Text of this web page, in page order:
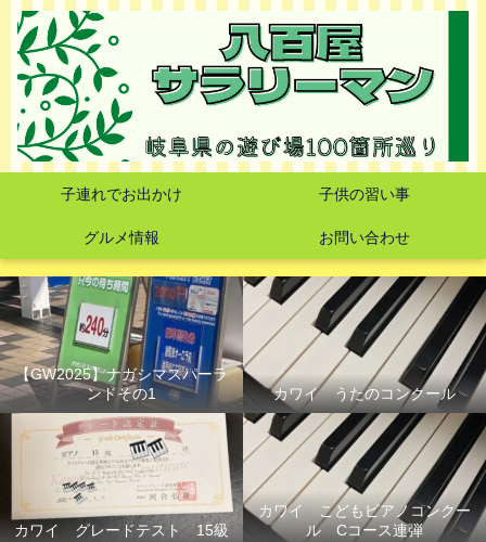
子連れでお出かけ 子供の習い事
グルメ情報 お問い合わせ
【GW2025】ナガシマスパーラ
ンドその1
カワイ うたのコンクール
カワイ グレードテスト 15級
カワイ こどもピアノコンクー
ル Cコース連弾